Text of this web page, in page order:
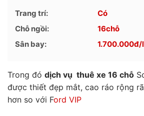
Trang trí:
Có
Chỗ ngồi:
16chỗ
Sân bay:
1.700.000đ/
Trong đó dịch vụ thuê xe 16 chỗ
được thiết đẹp mắt, cao ráo rộng
hơn so với Ford VIP